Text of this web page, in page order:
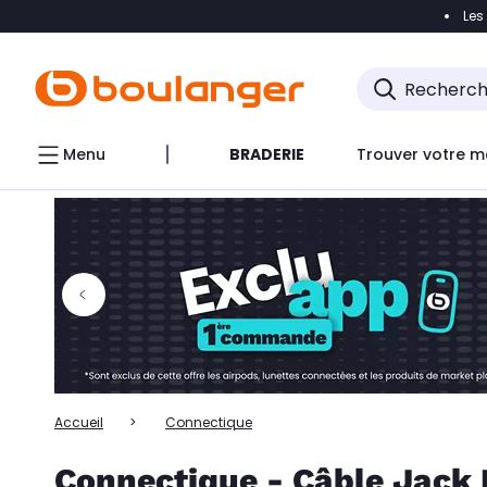
Accéder
Accéder directement au chatbot
Menu BRADERIE Trouver votre
Accueil Connectique